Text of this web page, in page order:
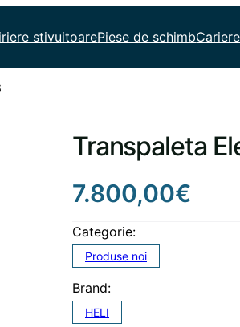
stivuitoarePiese de schimbCariere
Transpaleta
7.800,00€
Categorie:
Produse noi
Brand:
HELI